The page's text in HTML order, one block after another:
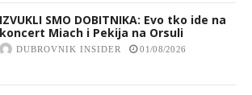
IZVUKLI SMO DOBITNIKA: Evo tko ide na
koncert Miach i Pekija na Orsuli
DUBROVNIK INSIDER 01/08/2026